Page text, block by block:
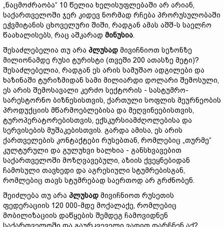
„ნაცმოძრაობა“ 10 წელია ხელისუფლებაში არ არიან,
საქართველოში ჯერ კიდევ ნორმად რჩება პრორუსულობაში
ეჭვმიტანის ცხოველური შიში, რადგან ამას აშშ-ს საელჩო
წაახალისებს, რაც აშკარად მინუსია.
შესაძლებელია თუ არა პლუსად მივიჩნიოთ სეზონზე
მილიონამდე რუსი ტურისტი (თვეში 200 ათასზე მეტი)?
შესაძლებელია, რადგან ეს არის სამუშაო ადგილები და
ხაზინაში ტურიზმიდან სამი მილიარდი დოლარი შემოსული,
ეს არის შემოსავალი კერძო სექტორის - სასტუმრო-
სარესტორნო ბიზნესისთვის, ქართული სოფლის მეურნეობის
პროდუქციის მწარმოებლებისა და მეღვინეებისთვის,
ტუროპერატორებისთვის, ექსკურსიამძღოლებისა და
სერვისების მუშაკებისთვის. გარდა ამისა, ეს არის
ქართველების კონტაქტები რუსებთან, რომლებიც „თურმე“
კულტურული და გულუხვი ხალხია - განსხვავებით
საქართველოში მოზღვავებული, აზიის ქვეყნებიდან
ჩამოსული თავხედი და აგრესიული სტუმრებისგან,
რომლებიც თავს სტუმრებად საერთოდ არ გრძნობენ.
შეიძლება თუ არა პლუსად მივიჩნიოთ რუსეთის
ფედერაციის 120 000-მდე მოქალაქე, რომლებიც
მობილიზაციის დაწყების შემდეგ ჩამოვიდნენ